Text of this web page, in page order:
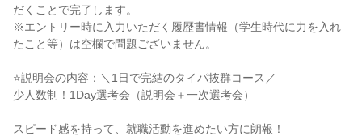
だくことで完了します。
※エントリー時に入力いただく履歴書情報（学生時代に力を入れ
たこと等）は空欄で問題ございません。
⭐説明会の内容：＼1日で完結のタイパ抜群コース／
少人数制！1Day選考会（説明会＋一次選考会）
スピード感を持って、就職活動を進めたい方に朗報！